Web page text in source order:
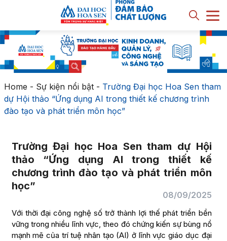
Home - Sự kiện nổi bật- Trường Đại học Hoa Sen tham
dự Hội thảo “Ứng dụng AI trong thiết kế chương trình
đào tạo và phát triển môn học”
Trường Đại học Hoa Sen tham dự Hội
thảo “Ứng dụng AI trong thiết kế
chương trình đào tạo và phát triển môn
học”
08/09/2025
Với thời đại công nghệ số trở thành lợi thế phát triển bền
vững trong nhiều lĩnh vực, theo đó chứng kiến sự bùng nổ
mạnh mẽ của trí tuệ nhân tạo (AI) ở lĩnh vực giáo dục đại